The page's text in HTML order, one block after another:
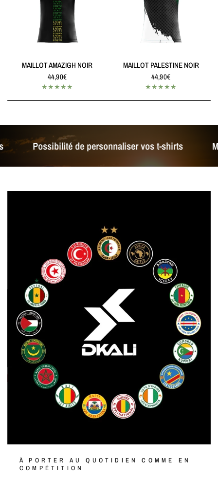
MAILLOT AMAZIGH NOIR
44,90€
MAILLOT PALESTINE NOIR
44,90€
pays Possibilité de personnaliser vos t-shirts
À PORTER AU QUOTIDIEN COMME EN
COMPÉTITION